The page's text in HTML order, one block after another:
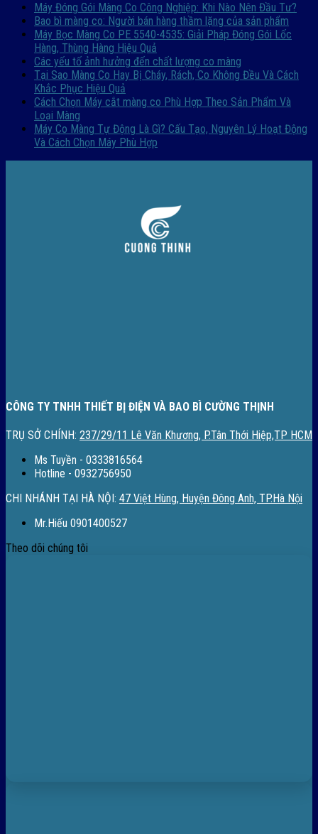
Máy Đóng Gói Màng Co Công Nghiệp: Khi Nào Nên Đầu Tư?
Bao bì màng co: Người bán hàng thầm lặng của sản phẩm
Máy Bọc Màng Co PE 5540-4535: Giải Pháp Đóng Gói Lốc
Hàng, Thùng Hàng Hiệu Quả
Các yếu tố ảnh hưởng đến chất lượng co màng
Tại Sao Màng Co Hay Bị Cháy, Rách, Co Không Đều Và Cách
Khắc Phục Hiệu Quả
Cách Chọn Máy cắt màng co Phù Hợp Theo Sản Phẩm Và
Loại Màng
Máy Co Màng Tự Động Là Gì? Cấu Tạo, Nguyên Lý Hoạt Động
Và Cách Chọn Máy Phù Hợp
CÔNG TY TNHH THIẾT BỊ ĐIỆN VÀ BAO BÌ CƯỜNG THỊNH
TRỤ SỞ CHÍNH: 237/29/11 Lê Văn Khương, P.Tân Thới Hiệp,TP HCM
Ms Tuyền - 0333816564
Hotline - 0932756950
CHI NHÁNH TẠI HÀ NỘI: 47 Việt Hùng, Huyện Đông Anh, TP.Hà Nội
Mr.Hiếu 0901400527
Theo dõi chúng tôi